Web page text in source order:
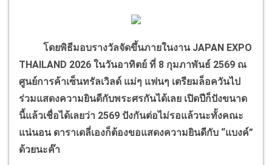
โดยพิธีมอบรางวัลจัดขึ้นภายในงาน JAPAN EXPO
THAILAND 2026 ในวันอาทิตย์ ที่ 8 กุมภาพันธ์ 2569 ณ
ศูนย์การค้าเซ็นทรัลเวิลด์ แม่ๆ แฟนๆ เตรียมล็อควันไป
ร่วมแสดงความยินดีกับพระศรกันได้เลย เปิดปีก็ปังขนาด
นี้แล้วเชื่อได้เลยว่า 2569 ปังกันต่อไม่รอแล้วนะทั้งคณะ
แน่นอน ดาราเดลี่เองก็ต้องขอแสดงความยินดีกับ “แบงค์”
ด้วยนะค๊า